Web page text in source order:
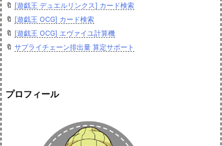
🔖 [遊戯王 デュエルリンクス] カード検索
🔖 [遊戯王 OCG] カード検索
🔖 [遊戯王 OCG] エヴァイユ計算機
🔖 サプライチェーン排出量 算定サポート
プロフィール